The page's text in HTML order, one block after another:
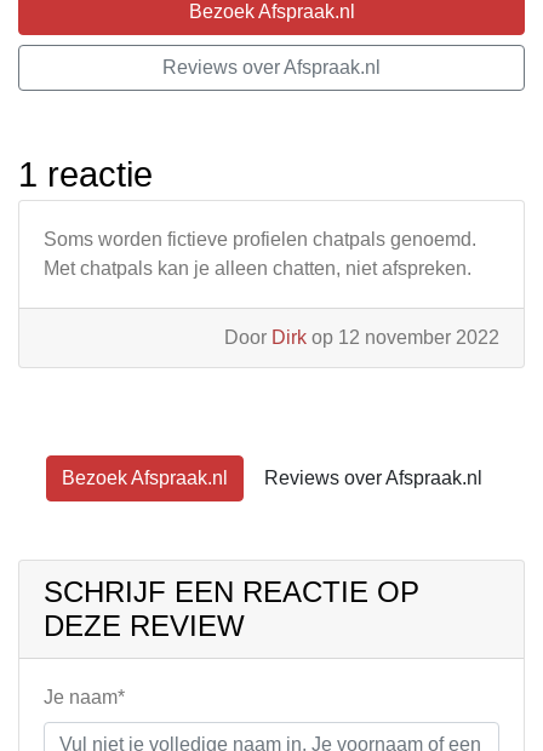
Bezoek Afspraak.nl
Reviews over Afspraak.nl
1 reactie
Soms worden fictieve profielen chatpals genoemd.
Met chatpals kan je alleen chatten, niet afspreken.
Door Dirk op 12 november 2022
Bezoek Afspraak.nl Reviews over Afspraak.nl
SCHRIJF EEN REACTIE OP
DEZE REVIEW
Je naam*